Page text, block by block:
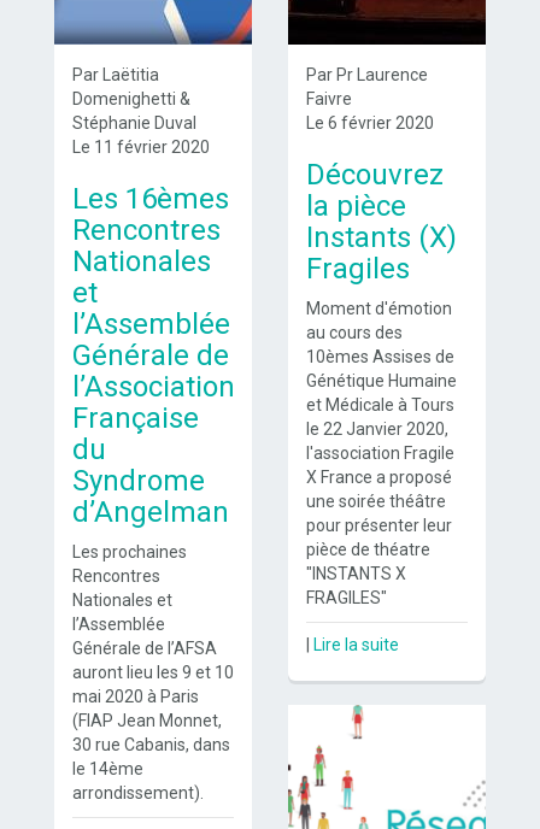
Par Laëtitia
Domenighetti &
Stéphanie Duval
Le 11 février 2020
Les 16èmes
Rencontres
Nationales
et
l’Assemblée
Générale de
l’Association
Française
du
Syndrome
d’Angelman
Les prochaines
Rencontres
Nationales et
l’Assemblée
Générale de l’AFSA
auront lieu les 9 et 10
mai 2020 à Paris
(FIAP Jean Monnet,
30 rue Cabanis, dans
le 14ème
arrondissement).
Par Pr Laurence
Faivre
Le 6 février 2020
Découvrez
la pièce
Instants (X)
Fragiles
Moment d'émotion
au cours des
10èmes Assises de
Génétique Humaine
et Médicale à Tours
le 22 Janvier 2020,
l'association Fragile
X France a proposé
une soirée théâtre
pour présenter leur
pièce de théatre
"INSTANTS X
FRAGILES"
Lire la suite